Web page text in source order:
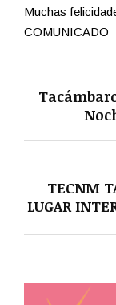
Muchas
COMUNICADO
TECNM
LUGAR